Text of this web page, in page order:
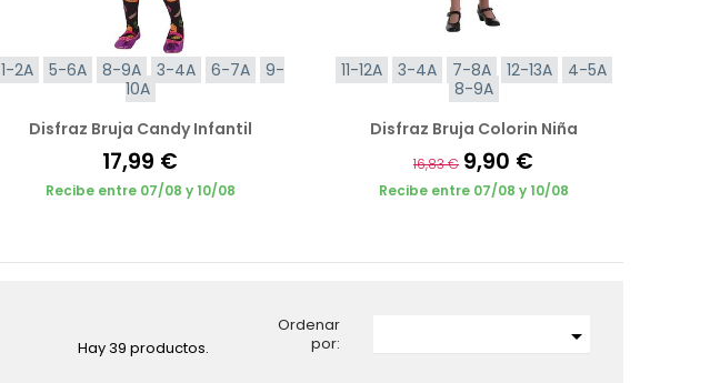
1-2A 5-6A 8-9A 3-4A 6-7A
9-
10A
Disfraz Bruja Candy Infantil
17,99 €
Recibe entre 07/08 y 10/08
11-12A 3-4A 7-8A 12-13A
4-5A
8-9A
Disfraz Bruja Colorin Niña
16,83 € 9,90 €
Recibe entre 07/08 y 10/08
Hay 39 productos.
Ordenar
por:
